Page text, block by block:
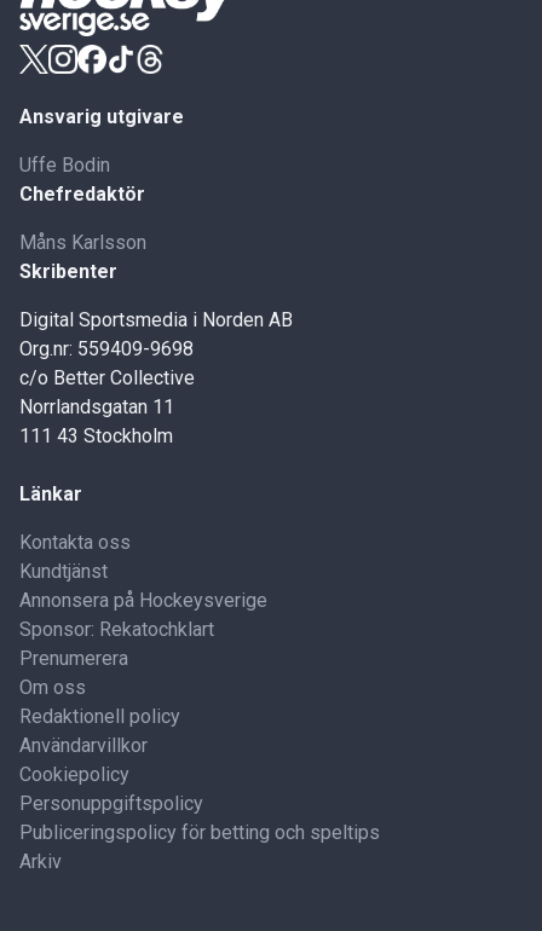
Ansvarig utgivare
Uffe Bodin
Chefredaktör
Måns Karlsson
Skribenter
Digital Sportsmedia i Norden AB
Org.nr: 559409-9698
c/o Better Collective
Norrlandsgatan 11
111 43 Stockholm
Länkar
Kontakta oss
Kundtjänst
Annonsera på Hockeysverige
Sponsor: Rekatochklart
Prenumerera
Om oss
Redaktionell policy
Användarvillkor
Cookiepolicy
Personuppgiftspolicy
Publiceringspolicy för betting och speltips
Arkiv